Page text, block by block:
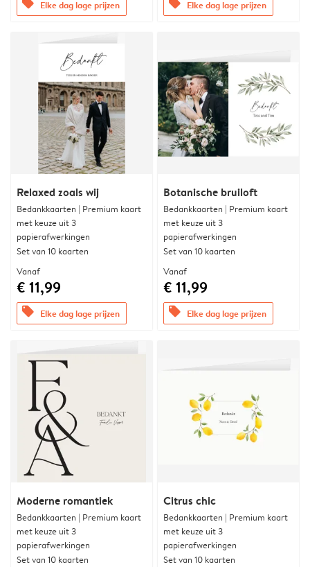
offers Elke dag lage prijzen offers Elke dag lage prijzen
Relaxed zoals wij
Bedankkaarten | Premium kaart
met keuze uit 3
papierafwerkingen
Set van 10 kaarten
Vanaf
€ 11,99
offers Elke dag lage prijzen
Botanische bruiloft
Bedankkaarten | Premium kaart
met keuze uit 3
papierafwerkingen
Set van 10 kaarten
Vanaf
€ 11,99
offers Elke dag lage prijzen
Moderne romantiek
Bedankkaarten | Premium kaart
met keuze uit 3
papierafwerkingen
Set van 10 kaarten
Citrus chic
Bedankkaarten | Premium kaart
met keuze uit 3
papierafwerkingen
Set van 10 kaarten